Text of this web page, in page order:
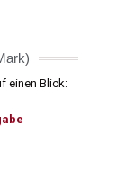
einen Blick: